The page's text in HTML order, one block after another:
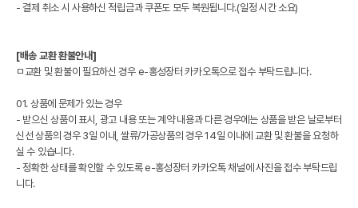
- 결제 취소 시 사용하신 적립금과 쿠폰도 모두 복원됩니다.(일정 시간 소요)
[배송 교환 환불안내]
ㅁ교환 및 환불이 필요하신 경우 e-홍성장터 카카오톡으로 접수 부탁드립니다.
01. 상품에 문제가 있는 경우
- 받으신 상품이 표시, 광고 내용 또는 계약 내용과 다른 경우에는 상품을 받은 날로부터
신선 상품의 경우 3일 이내, 쌀류/가공상품의 경우 14일 이내에 교환 및 환불을 요청하
실 수 있습니다.
- 정확한 상태를 확인할 수 있도록 e-홍성장터 카카오톡 채널에 사진을 접수 부탁드립
니다.